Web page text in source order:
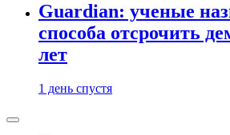
Guardian: ученые
способа отсрочить
лет
1 день спустя